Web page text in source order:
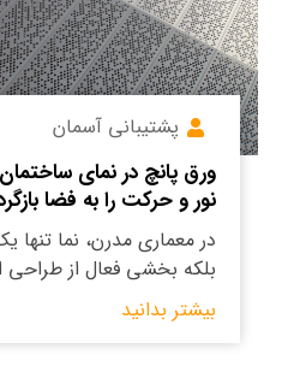
پشتیبانی آسمان
ورق پانچ در نمای
نور و حرکت را به فضا
در معماری مدرن، نما
بلکه بخشی فعال از
بیشتر بدانید